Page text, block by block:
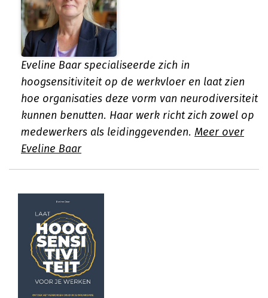
Eveline Baar specialiseerde zich in
hoogsensitiviteit op de werkvloer en laat zien
hoe organisaties deze vorm van neurodiversiteit
kunnen benutten. Haar werk richt zich zowel op
medewerkers als leidinggevenden. Meer over
Eveline Baar